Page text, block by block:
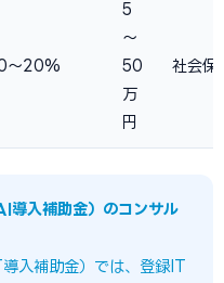
〜20%
5
〜
50
万
円
社会保
導入補助金）のコンサル
入補助金）では、登録IT